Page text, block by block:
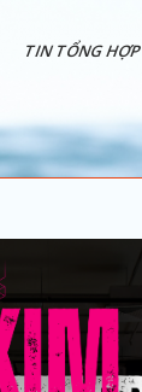
TIN TỔNG HỢP